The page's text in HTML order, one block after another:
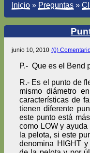
Inicio » Preguntas »
junio 10, 2010 (0)
P.- Que es el Bend
R.- Es el punto de
mismo diámetro
características de
tienen diferente
este punto está
como LOW y
la pelota, si este
denomina HIGHT